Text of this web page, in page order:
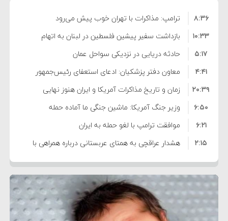
ترامپ: مذاکرات با تهران خوب پیش می‌رود
۸:۳۶
بازداشت سفیر پیشین فلسطین در لبنان به اتهام
فساد و اختلاس اموال
۱۰:۳۳
حادثه دریایی در نزدیکی سواحل عمان
۵:۱۷
معاون دفتر پزشکیان: ادعای استعفای رئیس‌جمهور
واهی و کذب محض است
۴:۴۱
زمان و تاریخ مذاکرات آمریکا و ایران هنوز نهایی
نشده است
۲۰:۳۹
وزیر جنگ آمریکا: ماشین جنگی ما آماده حمله
نظامی علیه ایران است
۶:۵۰
موافقت ترامپ با لغو حمله به ایران
۶:۲۱
هشدار عراقچی به همتای عربستانی درباره همراهی با
آمریکا
۲:۱۵
مقام ارشد امنیتی: برنامه گسترده‌ای برای پاسخ به
دیوانگی آمریکا داریم
۷:۱۰
ترامپ دستور حملات جدید علیه ایران را صادر کرد
۵:۴۵
سپاه: دو نفتکش متخلف مورد اصابت قرار گرفته و
متوقف شدند
۱۲:۵۹
ترامپ مدعی توافق تاریخی برای خلع سلاح کامل
۸:۵۷